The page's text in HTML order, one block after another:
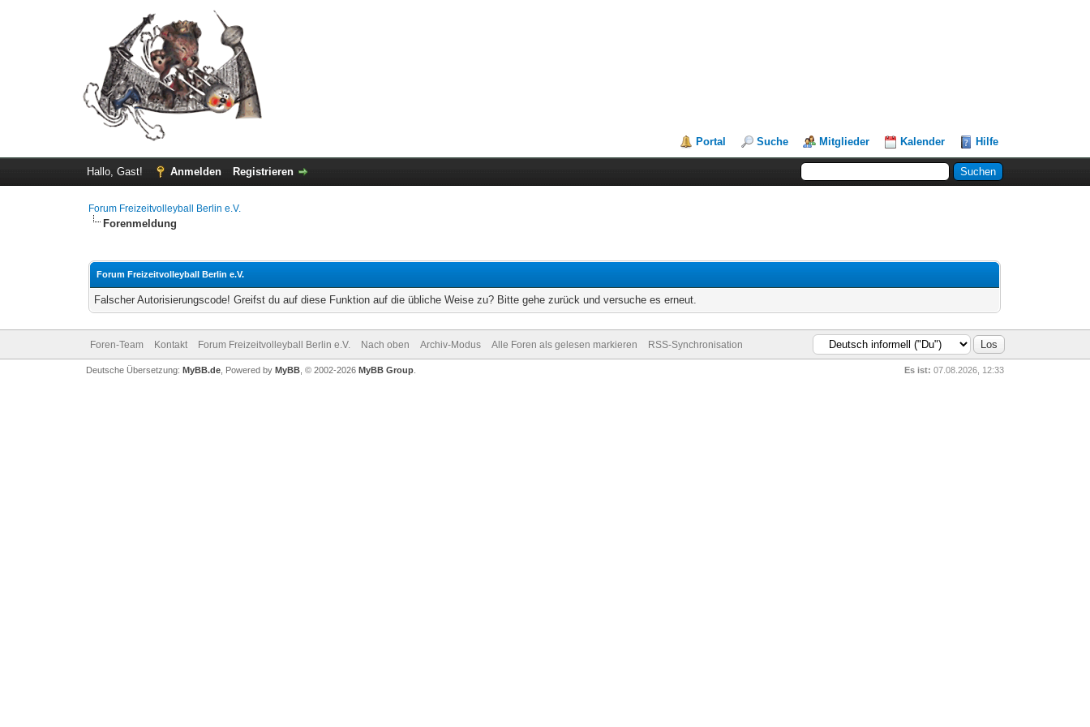
Portal Suche Mitglieder Kalender Hilfe
Hallo, Gast! Anmelden Registrieren
Forum Freizeitvolleyball Berlin e.V.
Forenmeldung
Forum Freizeitvolleyball Berlin e.V.
Falscher Autorisierungscode! Greifst du auf diese Funktion auf die übliche Weise zu? Bitte gehe zurück und versuche es erneut.
Foren-Team Kontakt Forum Freizeitvolleyball Berlin e.V. Nach oben Archiv-Modus Alle Foren als gelesen markieren RSS-Synchronisation
Es ist: 07.08.2026, 12:33
Deutsche Übersetzung: MyBB.de, Powered by MyBB, © 2002-2026 MyBB Group.